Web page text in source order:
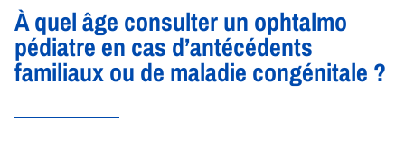
À quel âge consulter un ophtalmo
pédiatre en cas d’antécédents
familiaux ou de maladie congénitale ?